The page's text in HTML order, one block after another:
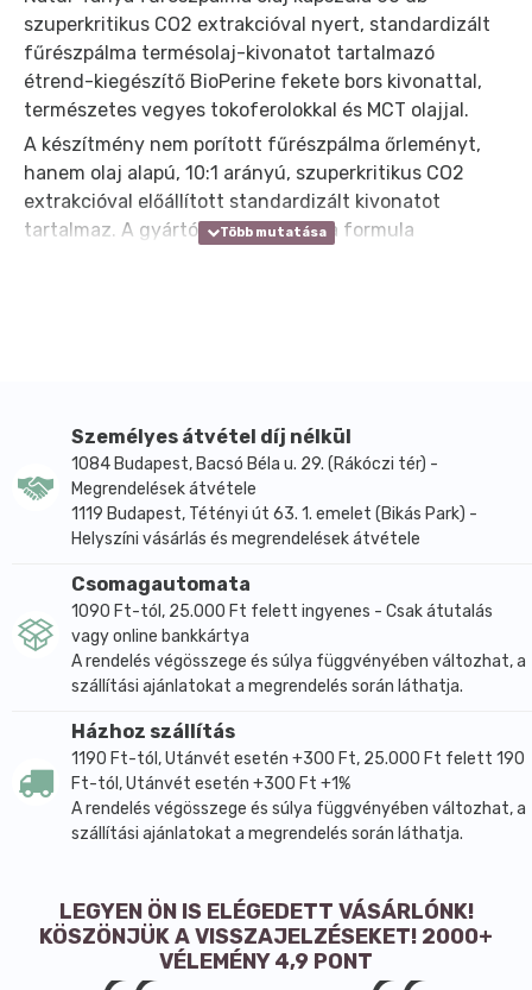
szuperkritikus CO2 extrakcióval nyert, standardizált
fűrészpálma termésolaj-kivonatot tartalmazó
étrend-kiegészítő BioPerine fekete bors kivonattal,
természetes vegyes tokoferolokkal és MCT olajjal.
A készítmény nem porított fűrészpálma őrleményt,
hanem olaj alapú, 10:1 arányú, szuperkritikus CO2
extrakcióval előállított standardizált kivonatot
tartalmaz. A gyártói leírás szerint a formula
A napi adag 1 lágyzselatin kapszula, amely 320 mg
fűrészpálma termés olaj kivonatot biztosít. Ebből
272–304 mg összes zsírsav, 89,6–102,4 mg laurinsav,
0,64–1,6 mg növényi szterol, legalább 0,32 mg béta-
szitoszterol és 0,48–1,12 mg hosszú láncú alkohol
származik. A készítmény ezen kívül 2,5 mg BioPerine
fekete bors kivonatot is tartalmaz, amelyből 2,375 mg
standardizált piperin található a napi adagban. Az
ilyen típusú összetételben a fűrészpálma olajat
jellemzően zsírsav- és növényi szteroltartalma miatt
alkalmazzák, míg a fekete bors kivonat és az MCT olaj
a komplex formula részeként jelenik meg.
A gyártói ajánlás szerint a napi adag 1 kapszula,
lehetőleg étkezés közben, bő vízzel lenyelve. A 60
darabos kiszerelés 2 hónapra elegendő mennyiséget
kapszulahéjként zselatin, nedvesítőszerként glicerin,
valamint antioxidánsként tokoferolban gazdag
kivonat szerepel. A termék nem tartalmaz
mesterséges színezéket, tartósítószert és aromát.
Személyes átvétel díj nélkül
1084 Budapest, Bacsó Béla u. 29. (Rákóczi tér) -
Megrendelések átvétele
1119 Budapest, Tétényi út 63. 1. emelet (Bikás Park) -
Helyszíni vásárlás és megrendelések átvétele
Csomagautomata
1090 Ft-tól, 25.000 Ft felett ingyenes - Csak átutalás
vagy online bankkártya
A rendelés végösszege és súlya függvényében változhat, a
szállítási ajánlatokat a megrendelés során láthatja.
Házhoz szállítás
1190 Ft-tól, Utánvét esetén +300 Ft, 25.000 Ft felett 190
Ft-tól, Utánvét esetén +300 Ft +1%
A rendelés végösszege és súlya függvényében változhat, a
szállítási ajánlatokat a megrendelés során láthatja.
LEGYEN ÖN IS ELÉGEDETT VÁSÁRLÓNK!
KÖSZÖNJÜK A VISSZAJELZÉSEKET! 2000+
VÉLEMÉNY 4,9 PONT